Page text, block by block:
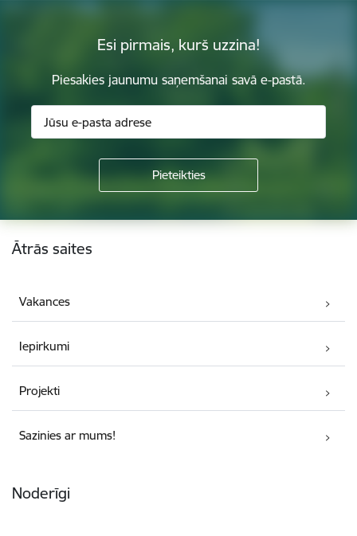
Esi pirmais, kurš uzzina!
Piesakies jaunumu saņemšanai savā e-pastā.
Kājene
Ātrās saites
Vakances
Iepirkumi
Projekti
Sazinies ar mums!
Noderīgi